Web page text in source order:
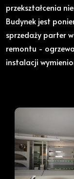
przekształcenia
Budynek jest
sprzedaży parter
remontu -
instalacji